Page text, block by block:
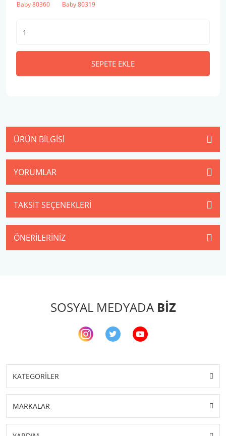
SEPETE EKLE
ÜRÜN BILGISI
YORUMLAR
TAKSIT SEÇENEKLERI
ÖNERILERINIZ
SOSYAL MEDYADA BİZ
KATEGORİLER
MARKALAR